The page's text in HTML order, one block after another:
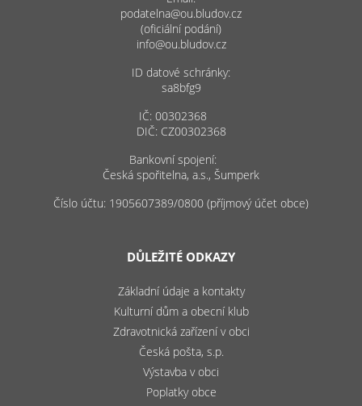
podatelna@ou.bludov.cz
(oficiální podání)
info@ou.bludov.cz
ID datové schránky:
sa8bfg9
IČ: 00302368
DIČ: CZ00302368
Bankovní spojení:
Česká spořitelna, a.s., Šumperk
Číslo účtu: 1905607389/0800 (příjmový účet obce)
DŮLEŽITÉ ODKAZY
Základní údaje a kontakty
Kulturní dům a obecní klub
Zdravotnická zařízení v obci
Česká pošta, s.p.
Výstavba v obci
Poplatky obce